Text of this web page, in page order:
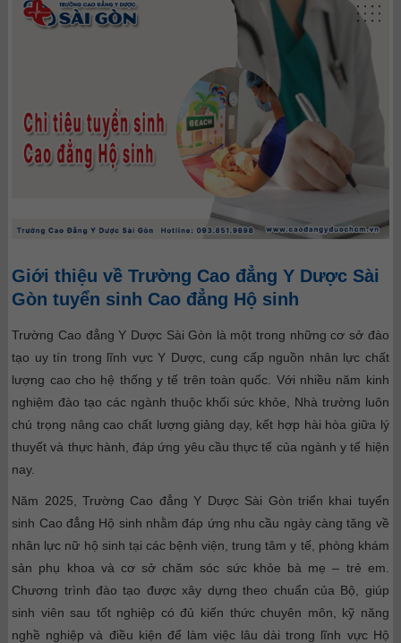
Giới thiệu về Trường Cao đẳng Y Dược Sài
Gòn tuyển sinh Cao đẳng Hộ sinh
Trường Cao đẳng Y Dược Sài Gòn là một trong những cơ sở đào
tạo uy tín trong lĩnh vực Y Dược, cung cấp nguồn nhân lực chất
lượng cao cho hệ thống y tế trên toàn quốc. Với nhiều năm kinh
nghiệm đào tạo các ngành thuộc khối sức khỏe, Nhà trường luôn
chú trọng nâng cao chất lượng giảng dạy, kết hợp hài hòa giữa lý
thuyết và thực hành, đáp ứng yêu cầu thực tế của ngành y tế hiện
nay.
Năm 2025, Trường Cao đẳng Y Dược Sài Gòn triển khai tuyển
sinh Cao đẳng Hộ sinh nhằm đáp ứng nhu cầu ngày càng tăng về
nhân lực nữ hộ sinh tại các bệnh viện, trung tâm y tế, phòng khám
sản phụ khoa và cơ sở chăm sóc sức khỏe bà mẹ – trẻ em.
Chương trình đào tạo được xây dựng theo chuẩn của Bộ, giúp
sinh viên sau tốt nghiệp có đủ kiến thức chuyên môn, kỹ năng
nghề nghiệp và điều kiện để làm việc lâu dài trong lĩnh vực Hộ